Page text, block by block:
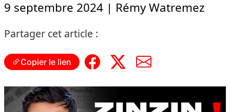
9 septembre 2024 | Rémy Watremez
Partager cet article :
Copier le lien